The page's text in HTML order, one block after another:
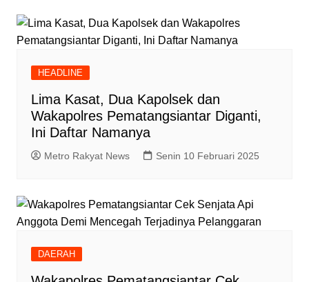
HEADLINE
Lima Kasat, Dua Kapolsek dan
Wakapolres Pematangsiantar Diganti,
Ini Daftar Namanya
Metro Rakyat News Senin 10 Februari 2025
DAERAH